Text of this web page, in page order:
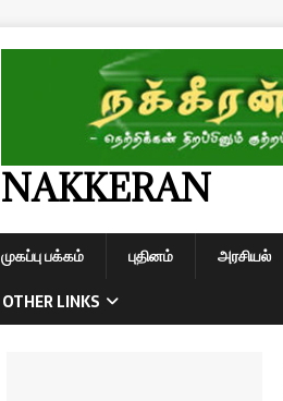
NAKKERAN
முகப்பு பக்கம் புதினம் அரசியல்
OTHER LINKS